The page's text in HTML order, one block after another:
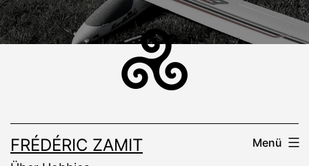
Zum
Inhalt
FRÉDÉRIC ZAMIT Menü